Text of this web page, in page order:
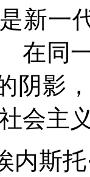
新一
在同
阴影
会主
内斯托